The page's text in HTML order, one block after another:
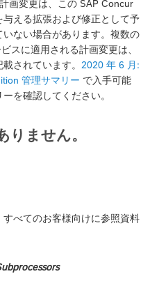
画変更は、この SAP Concur
える拡張および修正として予
ない場合があります。複数の
スに適用される計画変更は、
されています。 2020 年 6 月:
管理サマリー で入手可能
を確認してください。
りません。
べてのお客様向けに参照資料